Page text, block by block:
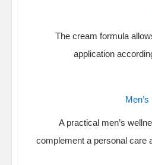
The cream formula
application
A practical men’s
complement a personal care